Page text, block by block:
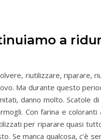
a
riutilizzare, riparare,
Ma durante questo
danno molto. Scatole
Con farina e
per riparare quasi
manca qualcosa, c’è